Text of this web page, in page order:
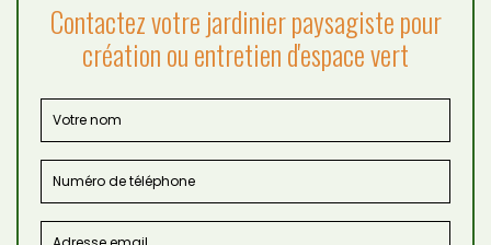
Contactez votre jardinier paysagiste pour
création ou entretien d'espace vert